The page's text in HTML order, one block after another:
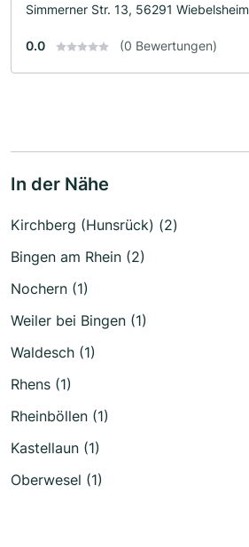
Simmerner Str. 13, 56291 Wiebelsheim
0.0 (0 Bewertungen)
In der Nähe
Kirchberg (Hunsrück) (2)
Bingen am Rhein (2)
Nochern (1)
Weiler bei Bingen (1)
Waldesch (1)
Rhens (1)
Rheinböllen (1)
Kastellaun (1)
Oberwesel (1)